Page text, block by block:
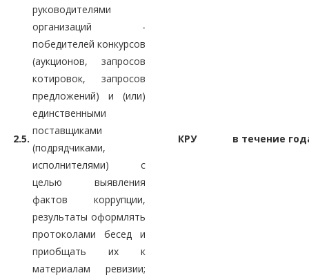
2.5.
руководителями
организаций -
победителей конкурсов
(аукционов, запросов
котировок, запросов
предложений) и (или)
единственными
поставщиками
(подрядчиками,
исполнителями) с
целью выявления
фактов коррупции,
результаты оформлять
протоколами бесед и
приобщать их к
материалам ревизии;
КРУ в течение